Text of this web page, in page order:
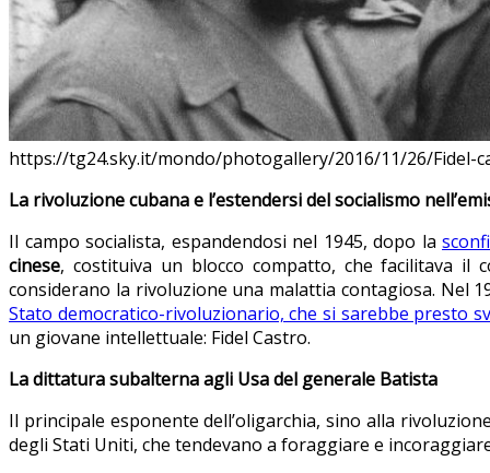
https://tg24.sky.it/mondo/photogallery/2016/11/26/
La rivoluzione cubanae l’estendersi del socialismo
Il campo socialista, espandendosi nel 1945, dopo la
cinese, costituiva un blocco compatto, che facilitava
considerano la rivoluzione una malattia contagiosa. Nel
Stato democratico-rivoluzionario, che si sarebbe presto
un giovane intellettuale: Fidel Castro.
La dittatura subalterna agli Usa del generale Batista
Il principale esponente dell’oligarchia, sino alla
degli Stati Uniti, che tendevano a foraggiare e